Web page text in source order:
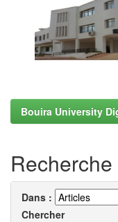
Bouira University
Recherche
Dans :
Chercher